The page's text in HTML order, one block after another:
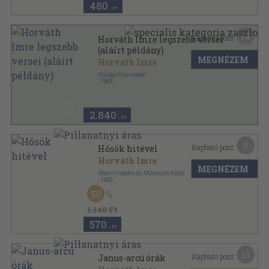
480 ,-Ft
Horváth Imre legszebb versei
(aláírt példány)
Horváth Imre
Ifjúsági Könyvkiadó
1963
2.840 ,-Ft
Kapható pont: 14
MEGNÉZEM
Hősök hitével
Horváth Imre
Állami Irodalmi és Művészeti Kiadó
1960
Vászon
1.140 Ft
50
570 ,-Ft
Kapható pont:
MEGNÉZEM
Janus-arcú órák
Kapható pont: